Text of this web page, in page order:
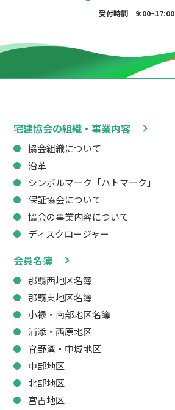
受付時間 9:00~17:00
宅建協会の組織・事業内容
協会組織について
沿革
シンボルマーク「ハトマーク」
保証協会について
協会の事業内容について
ディスクロージャー
会員名簿
那覇西地区名簿
那覇東地区名簿
小禄・南部地区名簿
浦添・西原地区
宜野湾・中城地区
中部地区
北部地区
宮古地区